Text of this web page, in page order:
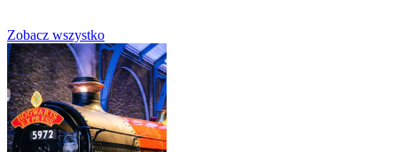
Zobacz wszystko